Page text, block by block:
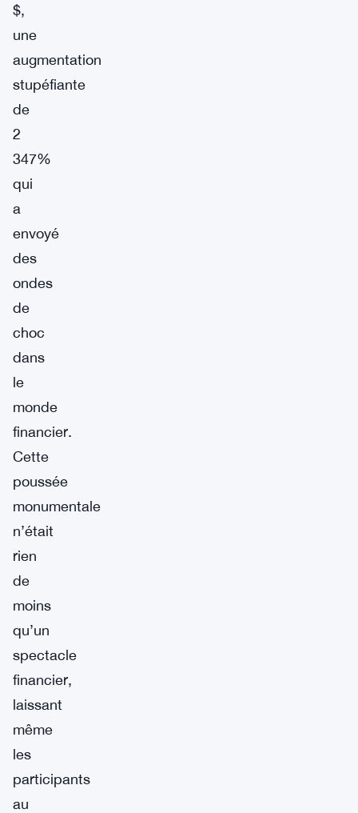
$,
une
augmentation
stupéfiante
de
2
347%
qui
a
envoyé
des
ondes
de
choc
dans
le
monde
financier.
Cette
poussée
monumentale
n’était
rien
de
moins
qu’un
spectacle
financier,
laissant
même
les
participants
au